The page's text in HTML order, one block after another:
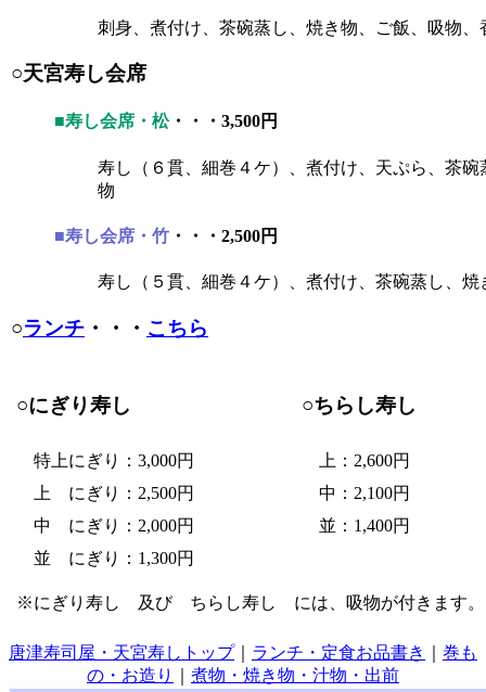
刺身、煮付け、茶碗蒸し、焼き物、ご飯、吸物、
○天宮寿し会席
■寿し会席・松・・・3,500円
寿し（６貫、細巻４ケ）、煮付け、天ぷら、茶
物
■寿し会席・竹 ・・・2,500円
寿し（５貫、細巻４ケ）、煮付け、茶碗蒸し、焼
○ランチ ・・・ こちら
○にぎり寿し ○ちらし寿し
特上にぎり：3,000円
上：2,600円
上 にぎり：2,500円
中：2,100円
中 にぎり：2,000円
並：1,400円
並 にぎり：1,300円
※にぎり寿し 及び ちらし寿し には、吸物が付きます。
唐津寿司屋・天宮寿しトップ｜ ランチ・定食お品書き
巻も
の・お造り
煮物・焼き物・汁物・出前